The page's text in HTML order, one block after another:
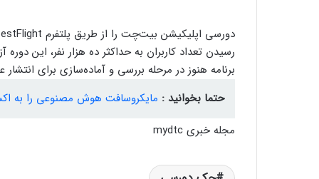
برنامه هنوز در مرحله بررسی و آماده‌سازی برای انتشار
حتما بخوانید : مایکروسافت هوش مصنوعی را به
مجله خبری mydtc